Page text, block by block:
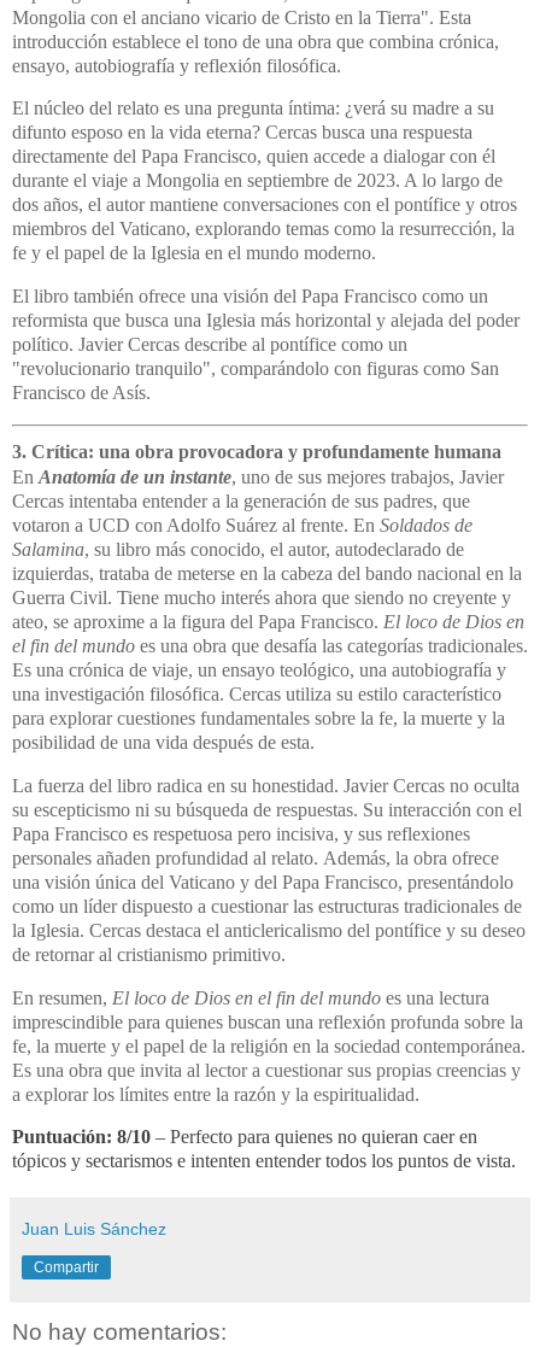
Mongolia con el anciano vicario de Cristo en la Tierra". Esta
introducción establece el tono de una obra que combina crónica,
ensayo, autobiografía y reflexión filosófica.
El núcleo del relato es una pregunta íntima: ¿verá su madre a su
difunto esposo en la vida eterna? Cercas busca una respuesta
directamente del Papa Francisco, quien accede a dialogar con él
durante el viaje a Mongolia en septiembre de 2023. A lo largo de
dos años, el autor mantiene conversaciones con el pontífice y otros
miembros del Vaticano, explorando temas como la resurrección, la
fe y el papel de la Iglesia en el mundo moderno.
El libro también ofrece una visión del Papa Francisco como un
reformista que busca una Iglesia más horizontal y alejada del poder
político. JavierCercas describe al pontífice como un
"revolucionario tranquilo", comparándolo con figuras como San
Francisco de Asís.
3. Crítica: una obra provocadora y profundamente humana
En Anatomía de un instante, uno de sus mejores trabajos, Javier
Cercas intentaba entender a la generación de sus padres, que
votaron a UCD con Adolfo Suárez al frente. En Soldados de
Salamina, su libro más conocido, el autor, autodeclarado de
izquierdas, trataba de meterse en la cabeza del bando nacional en la
Guerra Civil. Tiene mucho interés ahora que siendo no creyente y
ateo, se aproxime a la figura del Papa Francisco. El loco de Dios en
el fin del mundo es una obra que desafía las categorías tradicionales.
Es una crónica de viaje, un ensayo teológico, una autobiografía y
una investigación filosófica. Cercas utiliza su estilo característico
para explorar cuestiones fundamentales sobre la fe, la muerte y la
posibilidad de una vida después de esta.
La fuerza del libro radica en su honestidad. JavierCercas no oculta
su escepticismo ni su búsqueda de respuestas. Su interacción con el
Papa Francisco es respetuosa pero incisiva, y sus reflexiones
personales añaden profundidad al relato. Además, la obra ofrece
una visión única del Vaticano y del Papa Francisco, presentándolo
como un líder dispuesto a cuestionar las estructuras tradicionales de
la Iglesia. Cercas destaca el anticlericalismo del pontífice y su deseo
de retornar al cristianismo primitivo.
En resumen, El loco de Dios en el fin del mundo es una lectura
imprescindible para quienes buscan una reflexión profunda sobre la
fe, la muerte y el papel de la religión en la sociedad contemporánea.
Es una obra que invita al lector a cuestionar sus propias creencias y
a explorar los límites entre la razón y la espiritualidad.
Puntuación: 8/10 – Perfecto para quienes no quieran caer en
tópicos y sectarismos e intenten entender todos los puntos de vista.
Juan Luis Sánchez
Compartir
No hay comentarios: